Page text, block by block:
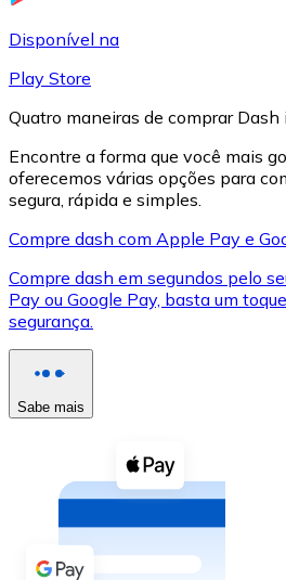
XRP
XRP
Ver tudo
Cupons cripto
Compre criptomoedas com
Comprar com dinheiro
Transferência SEPA
Disponível na
Play Store
Quatro maneiras de comprar
Encontre a forma que você mais
oferecemos várias opções para
segura, rápida e simples.
Compre dash com Apple Pay e
Compre dash em segundos pelo
Pay ou Google Pay, basta um
segurança.
Sabe mais